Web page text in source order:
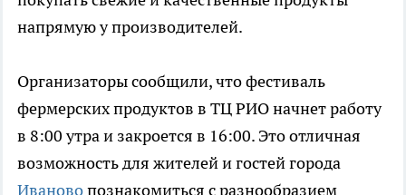
напрямую у производителей.
Организаторы сообщили, что фестиваль
фермерских продуктов в ТЦ РИО начнет работу
в 8:00 утра и закроется в 16:00. Это отличная
возможность для жителей и гостей города
Ивановопознакомиться с разнообразием